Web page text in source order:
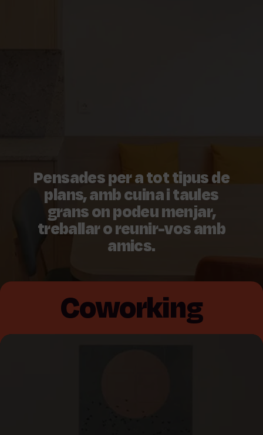
Pensades per a tot tipus de
plans, amb cuina i taules
grans on podeu menjar,
treballar o reunir-vos amb
amics.
Coworking